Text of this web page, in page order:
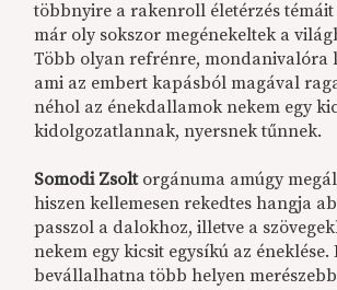
többnyire a rakenroll életérzés
már oly sokszor megénekeltek a
Több olyan refrénre, mondanivalóra
ami az embert kapásból magával
néhol az énekdallamok nekem egy
kidolgozatlannak, nyersnek tűnnek.
Somodi Zsoltorgánuma amúgy
hiszen kellemesen rekedtes hangja
passzol a dalokhoz, illetve a
nekem egy kicsit egysíkú az éneklése.
bevállalhatna több helyen